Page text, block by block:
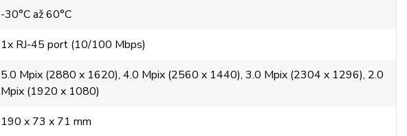
-30°C až 60°C
1x RJ-45 port (10/100 Mbps)
5.0 Mpix (2880 x 1620), 4.0 Mpix (2560 x 1440), 3.0 Mpix (2304 x 1296), 2.0
Mpix (1920 x 1080)
190 x 73 x 71 mm